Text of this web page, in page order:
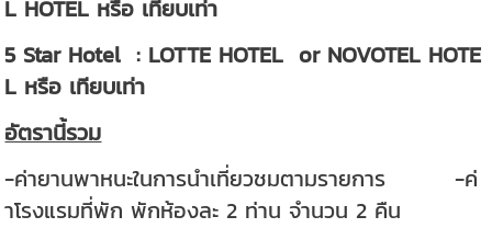
L HOTEL หรือ เทียบเท่า
5 Star Hotel : LOTTE HOTEL or NOVOTEL HOTE
L หรือ เทียบเท่า
อัตรานี้รวม
-ค่ายานพาหนะในการนำเที่ยวชมตามรายการ -ค่
าโรงแรมที่พัก พักห้องละ 2 ท่าน จำนวน 2 คืน